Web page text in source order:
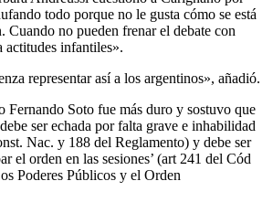
todo porque no le gusta cómo se está
Cuando no pueden frenar el debate con
actitudes infantiles».
representar así a los argentinos», añadió.
Fernando Soto fue más duro y sostuvo que
ser echada por falta grave e inhabilidad
Nac. y 188 del Reglamento) y debe ser
el orden en las sesiones’ (art 241 del Cód
Poderes Públicos y el Orden